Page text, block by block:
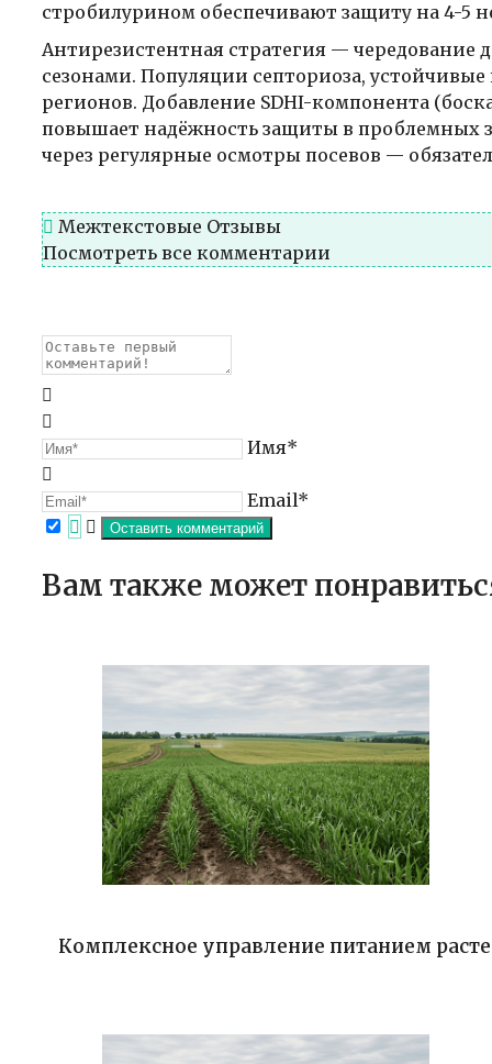
стробилурином обеспечивают защиту на 4-5
Антирезистентная стратегия —
сезонами. Популяции септориоза,
регионов. Добавление SDHI-компонента
повышает надёжность защиты в
через регулярные осмотры посевов —
Межтекстовые Отзывы
Посмотреть все комментарии
Имя*
Email*
Вам также может
Комплексное управление питанием